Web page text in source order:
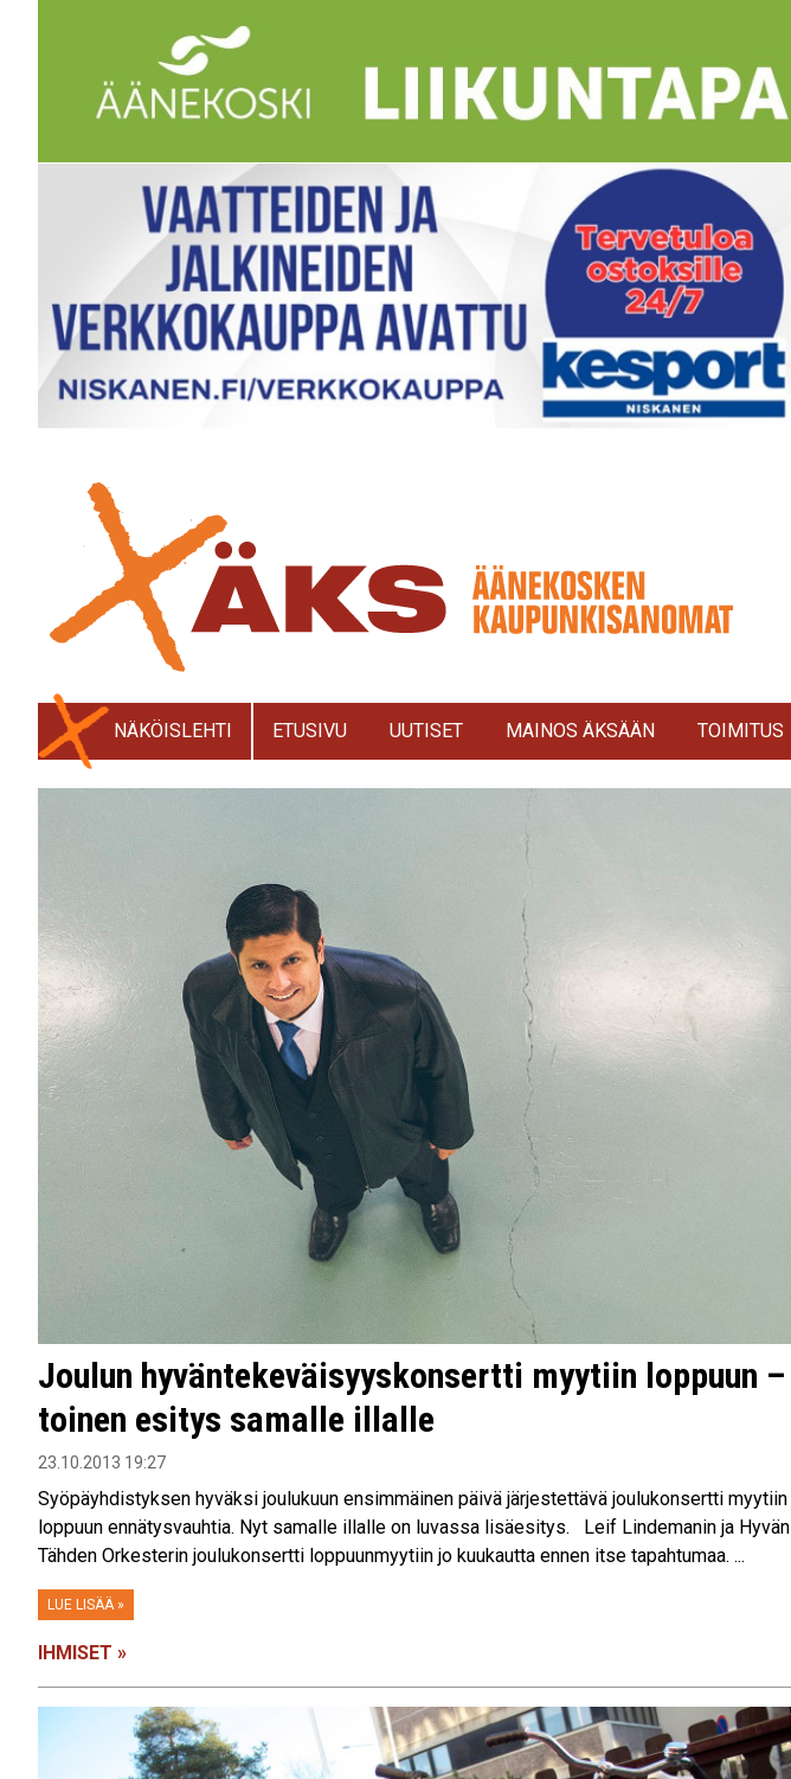
NÄKÖISLEHTI ETUSIVU UUTISET MAINOS ÄKSÄÄN TOIMITUS
Joulun hyväntekeväisyyskonsertti myytiin loppuun –
toinen esitys samalle illalle
23.10.2013 19:27
Syöpäyhdistyksen hyväksi joulukuun ensimmäinen päivä järjestettävä joulukonsertti myytiin
loppuun ennätysvauhtia. Nyt samalle illalle on luvassa lisäesitys. Leif Lindemanin ja Hyvän
Tähden Orkesterin joulukonsertti loppuunmyytiin jo kuukautta ennen itse tapahtumaa. ...
LUE LISÄÄ »
IHMISET »